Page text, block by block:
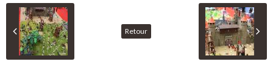
Retour